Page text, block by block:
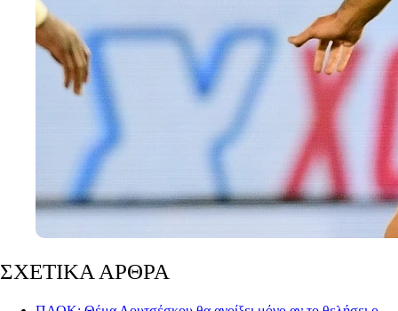
ΣΧΕΤΙΚΑ ΑΡΘΡΑ